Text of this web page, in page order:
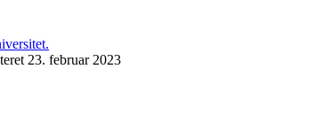
23. februar 2023